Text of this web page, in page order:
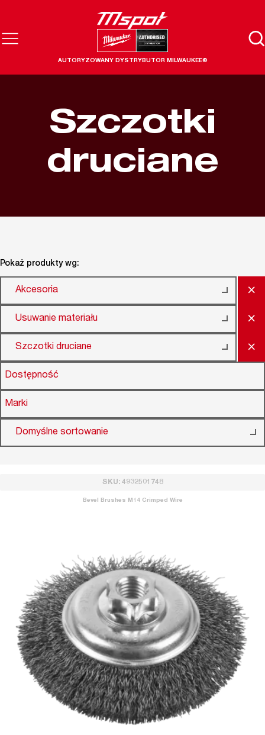
AUTORYZOWANY DYSTRYBUTOR MILWAUKEE®
Szczotki
druciane
Pokaż produkty wg:
Akcesoria ×
Usuwanie materiału ×
Szczotki druciane ×
Dostępność
Marki
Domyślne sortowanie
SKU: 4932501748
Bevel Brushes M14 Crimped Wire